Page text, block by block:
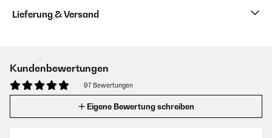
Lieferung & Versand
Kundenbewertungen
97 Bewertungen
Eigene Bewertung schreiben